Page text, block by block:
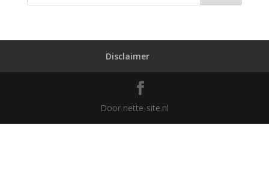
Disclaimer
Door nette-site.nl